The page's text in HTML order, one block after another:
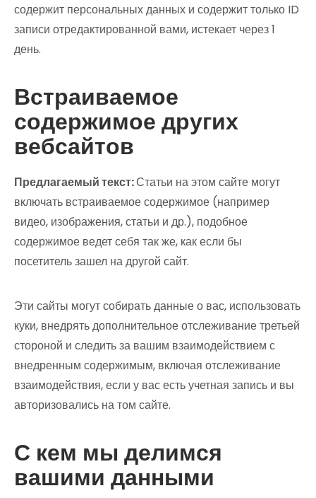
содержит персональных данных и содержит только ID
записи отредактированной вами, истекает через 1
день.
Встраиваемое
содержимое других
вебсайтов
Предлагаемый текст:Статьи на этом сайте могут
включать встраиваемое содержимое (например
видео, изображения, статьи и др.), подобное
содержимое ведет себя так же, как если бы
посетитель зашел на другой сайт.
Эти сайты могут собирать данные о вас, использовать
куки, внедрять дополнительное отслеживание третьей
стороной и следить за вашим взаимодействием с
внедренным содержимым, включая отслеживание
взаимодействия, если у вас есть учетная запись и вы
авторизовались на том сайте.
С кем мы делимся
вашими данными